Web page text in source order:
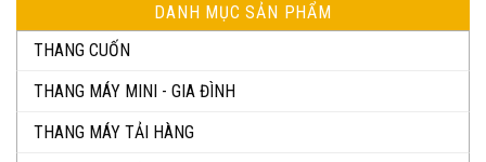
DANH MỤC SẢN PHẨM
THANG CUỐN
THANG MÁY MINI - GIA ĐÌNH
THANG MÁY TẢI HÀNG